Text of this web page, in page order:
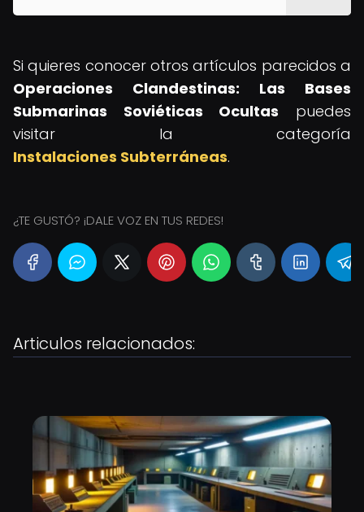
Si quieres conocer otros artículos parecidos a
Operaciones Clandestinas: Las Bases
Submarinas Soviéticas Ocultas puedes
visitar la categoría
Instalaciones Subterráneas.
¿TE GUSTÓ? ¡DALE VOZ EN TUS REDES!
Articulos relacionados: